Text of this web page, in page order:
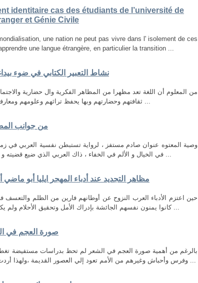
identitaire cas des étudiants de l’université de
et Génie Civile
une nation ne peut pas vivre dans l' isolement de ces
une langue étrangère, en particulier la transition ...
نشاط التعبیر الكتابي في ضوء
من المعلوم أن اللغة تعد مظهرا من المظاهر الفكرية وال حضارية
ثقافتهم وحضارتهم وبها يحفظ تراثهم وعلومهم ومعارفهم وفنونهم ، ومن هذا المنطلق جاء تعلم اللغة مطلبا ...
من جوانب
وصية المعتوه عنوان صادم مستفز ، لرواية تستبطن نفسية العربي في
في الخيال و الألم في الخفاء ، ذاك العربي الذي ضيع قضيته و استسلم لجلاده و مزقته الأفكار و تاه عن هويته ، فهو ...
مظاهر التجديد عند أدباء المهجر ايليا أبو
حين اعتزم الأدباء العرب النزوح عن أوطانهم فارين من الظلم والتعسف
كانوا يمنون نفسهم الجائشة بإدراك الأمل وتحقيق الأحلام ولم يكن يدور في خلدهم قط أن اللقمة هناك جاثمة في فم ...
صورة العجم في
بالرغم من أهمية صورة العجم في الشعر لم تحظ بدراسات مستفيضة
وفرس وأحباش وغيرهم من الأمم تعود إلي العصور القديمة ،ولهذا أردت في بحثي هذا أن أبيِّن مفهوم العجم وموقف العربي ...